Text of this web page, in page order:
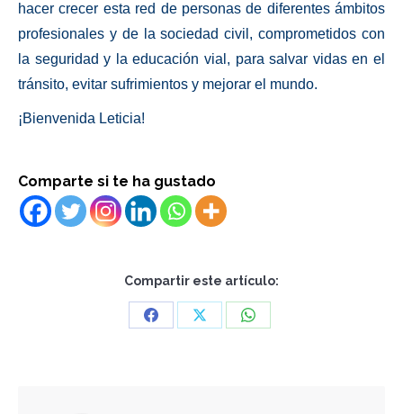
hacer crecer esta red de personas de diferentes ámbitos
profesionales y de la sociedad civil, comprometidos con
la seguridad y la educación vial, para salvar vidas en el
tránsito, evitar sufrimientos y mejorar el mundo.
¡Bienvenida Leticia!
Comparte si te ha gustado
Compartir este artículo:
Share
Share
Share